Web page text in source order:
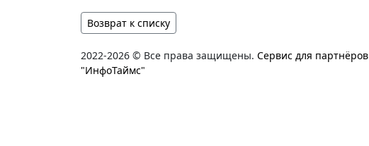
Возврат к списку
2022-2026 © Все права защищены. Сервис для партнёров
"ИнфоТаймс"